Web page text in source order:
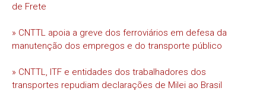
de Frete
» CNTTL apoia a greve dos ferroviários em defesa da
manutenção dos empregos e do transporte público
» CNTTL, ITF e entidades dos trabalhadores dos
transportes repudiam declarações de Milei ao Brasil